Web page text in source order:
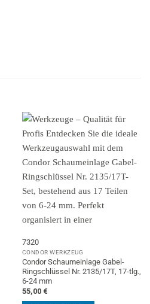
7320
CONDOR WERKZEUG
Condor Schaumeinlage Gabel-
Ringschlüssel Nr. 2135/17T, 17-tlg.,
6-24 mm
55,00 €